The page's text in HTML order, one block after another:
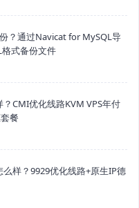
？通过Navicat for MySQL导
式备份文件
CMI优化线路KVM VPS年付
餐
样？9929优化线路+原生IP德